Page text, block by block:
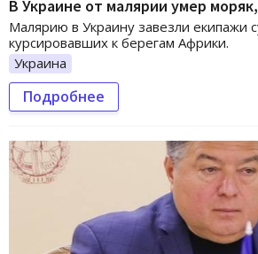
В Украине от малярии умер
Малярию в Украину завезли екипажи
курсировавших к берегам Африки.
Украина
Подробнее